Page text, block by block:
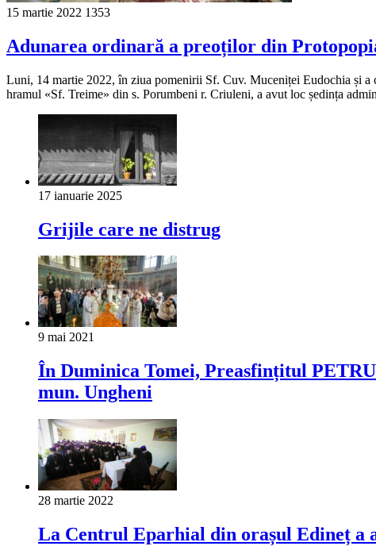
15 martie 2022 1353
Adunarea ordinară a preoților din
Luni, 14 martie 2022, în ziua pomenirii Sf. Cuv. Muceniței Eudochia și
hramul «Sf. Treime» din s. Porumbeni r. Criuleni, a avut loc ședința
17 ianuarie 2025
Grijile care ne distrug
9 mai 2021
În Duminica Tomei, Preasfințitul
mun. Ungheni
28 martie 2022
La Centrul Eparhial din orașul Edineț a